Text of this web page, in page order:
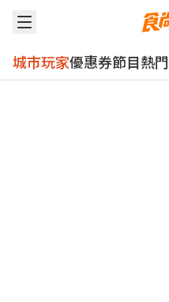
城市玩家優惠券節目熱門